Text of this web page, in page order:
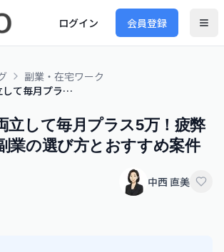
ログイン 会員登録
副業・在宅ワーク
施設勤務と両立して毎月プラス5万！疲弊しない介護副業の選び方とおすすめ案件
立して毎月プラス5万！疲弊
業の選び方とおすすめ案件
中西 直美